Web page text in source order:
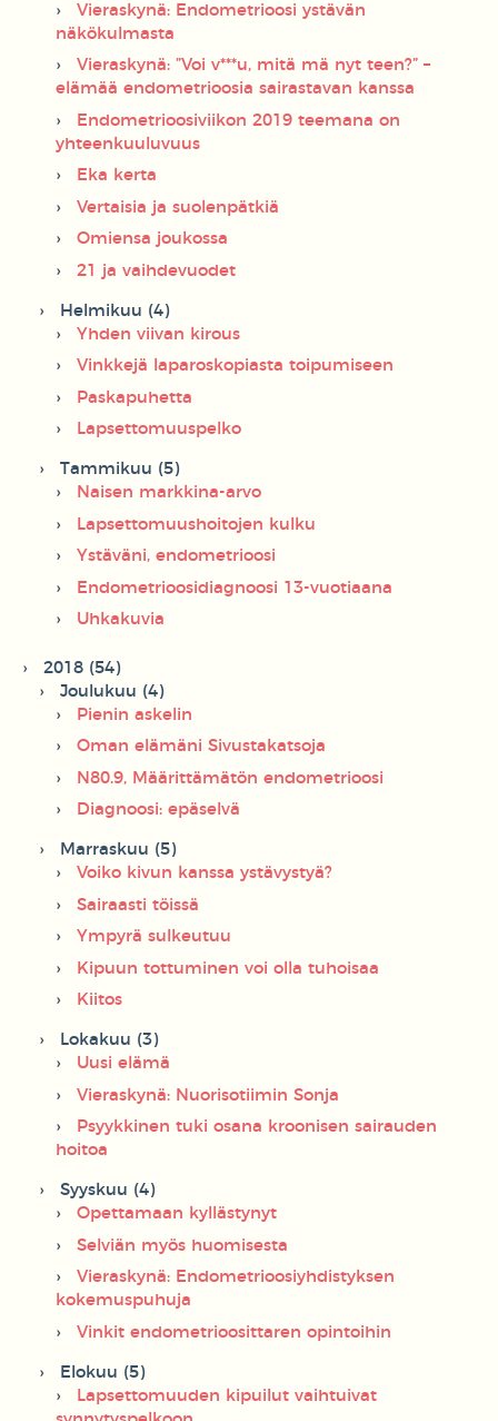
Vieraskynä: Endometrioosi ystävän
näkökulmasta
Vieraskynä: ”Voi v***u, mitä mä nyt teen?” –
elämää endometrioosia sairastavan kanssa
Endometrioosiviikon 2019 teemana on
yhteenkuuluvuus
Eka kerta
Vertaisia ja suolenpätkiä
Omiensa joukossa
21 ja vaihdevuodet
Helmikuu (4)
Yhden viivan kirous
Vinkkejä laparoskopiasta toipumiseen
Paskapuhetta
Lapsettomuuspelko
Tammikuu (5)
Naisen markkina-arvo
Lapsettomuushoitojen kulku
Ystäväni, endometrioosi
Endometrioosidiagnoosi 13-vuotiaana
Uhkakuvia
2018 (54)
Joulukuu (4)
Pienin askelin
Oman elämäni Sivustakatsoja
N80.9, Määrittämätön endometrioosi
Diagnoosi: epäselvä
Marraskuu (5)
Voiko kivun kanssa ystävystyä?
Sairaasti töissä
Ympyrä sulkeutuu
Kipuun tottuminen voi olla tuhoisaa
Kiitos
Lokakuu (3)
Uusi elämä
Vieraskynä: Nuorisotiimin Sonja
Psyykkinen tuki osana kroonisen sairauden
hoitoa
Syyskuu (4)
Opettamaan kyllästynyt
Selviän myös huomisesta
Vieraskynä: Endometrioosiyhdistyksen
kokemuspuhuja
Vinkit endometrioosittaren opintoihin
Elokuu (5)
Lapsettomuuden kipuilut vaihtuivat